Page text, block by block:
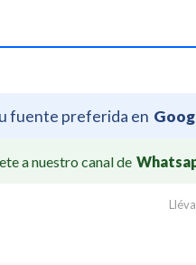
fuente preferida en
a nuestro canal de